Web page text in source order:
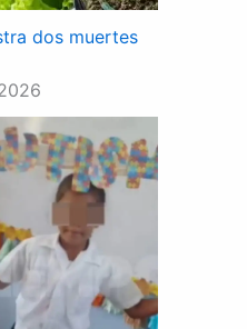
dos muertes